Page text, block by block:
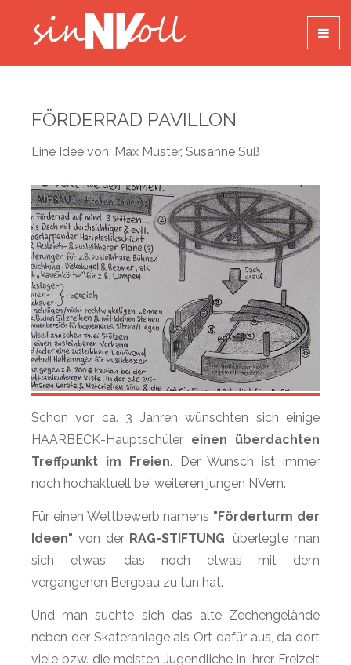
FÖRDERRAD PAVILLON
Eine Idee von: Max Muster, Susanne Süß
Schon vor ca. 3 Jahren wünschten sich einige
HAARBECK-Hauptschüler einen überdachten
Treffpunkt im Freien. Der Wunsch ist immer
noch hochaktuell bei weiteren jungen NVern.
Für einen Wettbewerb namens "Förderturm der
Ideen" von der RAG-STIFTUNG, überlegte man
sich etwas, das noch etwas mit dem
vergangenen Bergbau zu tun hat.
Und man suchte sich das alte Zechengelände
neben der Skateranlage als Ort dafür aus, da dort
viele bzw. die meisten Jugendliche in ihrer Freizeit